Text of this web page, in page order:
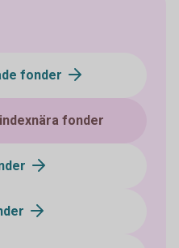
fonder
fonder